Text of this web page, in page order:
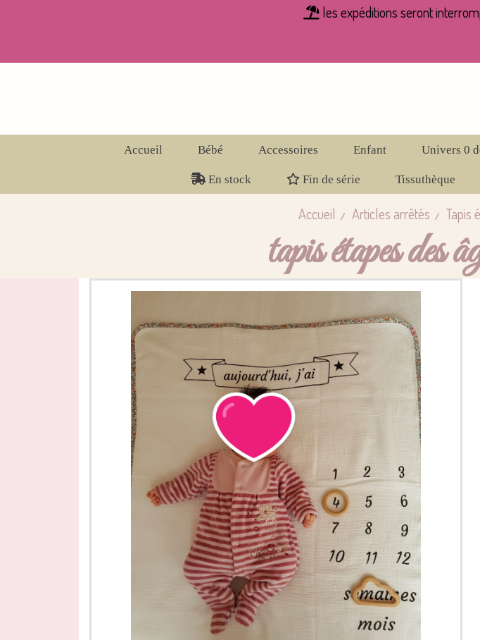
 les expéditions seront
Accueil Bébé Accessoires Enfant Univers 0
En stock Fin de série Tissuthèque
Accueil Articles arrêtés Tapis
tapis étapes des